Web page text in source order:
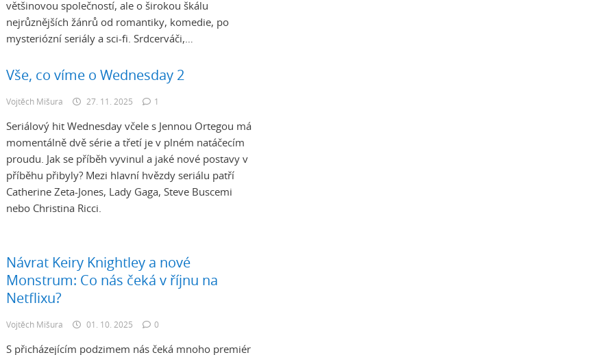
většinovou společností, ale o širokou škálu
nejrůznějších žánrů od romantiky, komedie, po
mysteriózní seriály a sci-fi. Srdcerváči,…
Vše, co víme o Wednesday 2
Vojtěch Mišura 27. 11. 2025 1
Seriálový hit Wednesday včele s Jennou Ortegou má
momentálně dvě série a třetí je v plném natáčecím
proudu. Jak se příběh vyvinul a jaké nové postavy v
příběhu přibyly? Mezi hlavní hvězdy seriálu patří
Catherine Zeta-Jones, Lady Gaga, Steve Buscemi
nebo Christina Ricci.
Návrat Keiry Knightley a nové
Monstrum: Co nás čeká v říjnu na
Netflixu?
Vojtěch Mišura 01. 10. 2025 0
S přicházejícím podzimem nás čeká mnoho premiér